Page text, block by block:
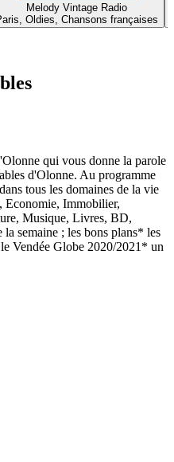
Melody Vintage Radio
Oldies, Chansons françaises
qui vous donne la parole
d'Olonne. Au programme
tous les domaines de la vie
Economie, Immobilier,
Musique, Livres, BD,
semaine ; les bons plans* les
Vendée Globe 2020/2021* un